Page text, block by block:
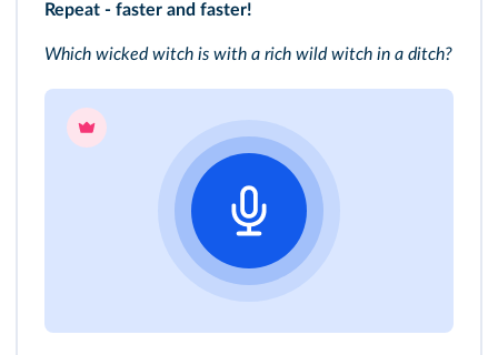
Repeat - faster and faster!
Which wicked witch is with a rich wild witch in a ditch?